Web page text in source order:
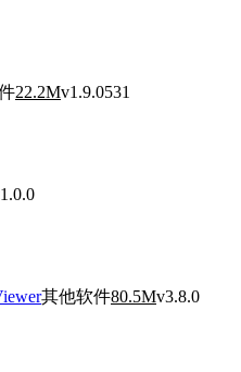
22.2Mv1.9.0531
其他软件80.5Mv3.8.0